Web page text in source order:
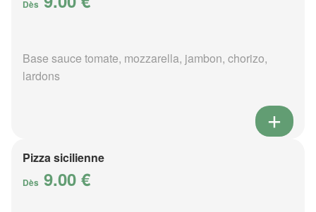
Dès
Base sauce tomate, mozzarella, jambon, chorizo,
lardons
Pizza sicilienne
Dès 9.00 €